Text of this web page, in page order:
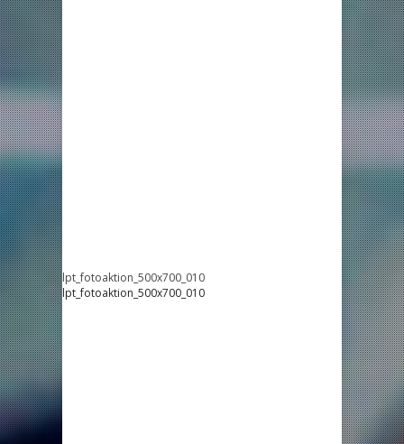
lpt_fotoaktion_500x700_010
lpt_fotoaktion_500x700_010